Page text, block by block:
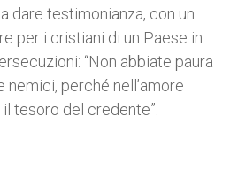
dare testimonianza, con un
per i cristiani di un Paese in
“Non abbiate paura
nemici, perché nell’amore
tesoro del credente”.